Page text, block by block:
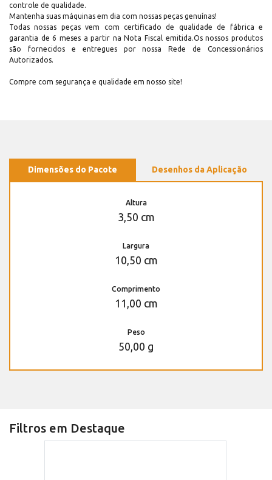
controle de qualidade.
Mantenha suas máquinas em dia com nossas peças genuínas!
Todas nossas peças vem com certificado de qualidade de fábrica e
garantia de 6 meses a partir na Nota Fiscal emitida.Os nossos produtos
são fornecidos e entregues por nossa Rede de Concessionários
Autorizados.
Compre com segurança e qualidade em nosso site!
Dimensões do Pacote Desenhos da Aplicação
Altura
3,50 cm
Largura
10,50 cm
Comprimento
11,00 cm
Peso
50,00 g
Filtros em Destaque